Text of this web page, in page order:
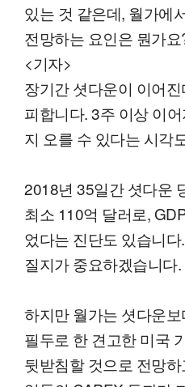
있는 것 같은데, 월가에
전망하는 요인은 뭔가요
<기자>
장기간 셧다운이 이어
피합니다. 3주 이상 이
지 오를 수 있다는 시각
2018년 35일간 셧다운
최소 110억 달러로,
었다는 진단도 있습니
질지가 중요하겠습니다.
하지만 월가는 셧다운
필두로 한 견고한 미국
뒷받침할 것으로 전망